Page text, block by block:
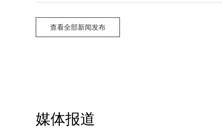
查看全部新闻发布
媒体报道